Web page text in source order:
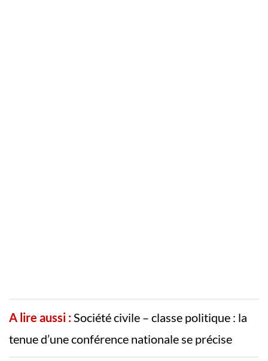
A lire aussi :Société civile – classe politique : la
tenue d’une conférence nationale se précise